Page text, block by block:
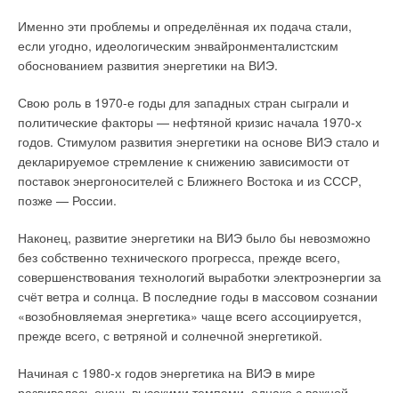
Именно эти проблемы и определённая их подача стали,
если угодно, идеологическим энвайронменталистским
обоснованием развития энергетики на ВИЭ.
Свою роль в 1970-е годы для западных стран сыграли и
политические факторы — нефтяной кризис начала 1970-х
годов. Стимулом развития энергетики на основе ВИЭ стало и
декларируемое стремление к снижению зависимости от
поставок энергоносителей с Ближнего Востока и из СССР,
позже — России.
Наконец, развитие энергетики на ВИЭ было бы невозможно
без собственно технического прогресса, прежде всего,
совершенствования технологий выработки электроэнергии за
счёт ветра и солнца. В последние годы в массовом сознании
«возобновляемая энергетика» чаще всего ассоциируется,
прежде всего, с ветряной и солнечной энергетикой.
Начиная с 1980-х годов энергетика на ВИЭ в мире
проблемы преодолимы. Самое неприятное сейчас — это
высокий курс евро по отношению к рублю, но с этим ничего
невозможно поделать. Спасибо нашим клиентам, которые
нелегко, поскольку цены выросли, и есть некоторые запреты,
связанные с импортозамещением. Мы хорошо закончили
2014-й год — доход от продаж превысил 100 миллионов
евро. За это огромное спасибо, в первую очередь, нашим
сотрудникам, которые каждый день делают большую работу,
чтобы показать ещё лучший результат. И спасибо вашему
общее дело. Я давно знал об издании С.О.К., читал, как,
впрочем, и другие. Но в последнее время стал изучать его
более внимательно — в нём представлены очень
интересные и грамотно написанные технические материалы,
интересно отражены специальные вопросы. Обратил
внимание на то, что вы начали больше писать о российских
прошлом году мы увеличили долю локализации